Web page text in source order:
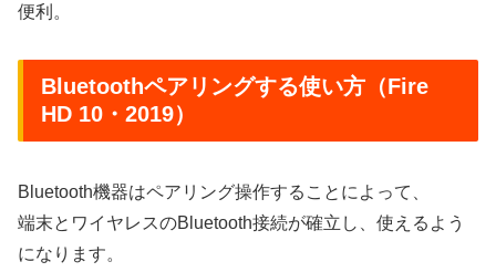
便利。
Bluetoothペアリングする使い方（Fire
HD 10・2019）
Bluetooth機器はペアリング操作することによって、
端末とワイヤレスのBluetooth接続が確立し、使えるよう
になります。